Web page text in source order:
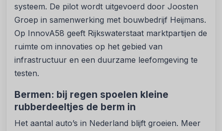
systeem. De pilot wordt uitgevoerd door Joosten
Groep in samenwerking met bouwbedrijf Heijmans.
Op InnovA58 geeft Rijkswaterstaat marktpartijen de
ruimte om innovaties op het gebied van
infrastructuur en een duurzame leefomgeving te
testen.
Bermen: bij regen spoelen kleine
rubberdeeltjes de berm in
Het aantal auto’s in Nederland blijft groeien. Meer